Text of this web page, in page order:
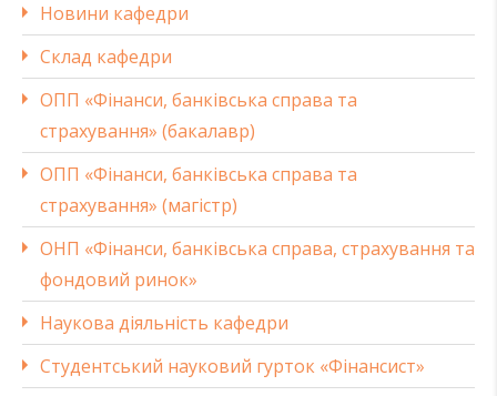
Новини кафедри
Склад кафедри
ОПП «Фінанси, банківська справа та
страхування» (бакалавр)
ОПП «Фінанси, банківська справа та
страхування» (магістр)
ОНП «Фінанси, банківська справа, страхування та
фондовий ринок»
Наукова діяльність кафедри
Студентський науковий гурток «Фінансист»